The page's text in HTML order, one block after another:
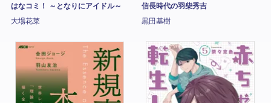
はなコミ！ ～となりにアイドル～
大場花菜
信長時代の羽柴秀吉
黒田基樹